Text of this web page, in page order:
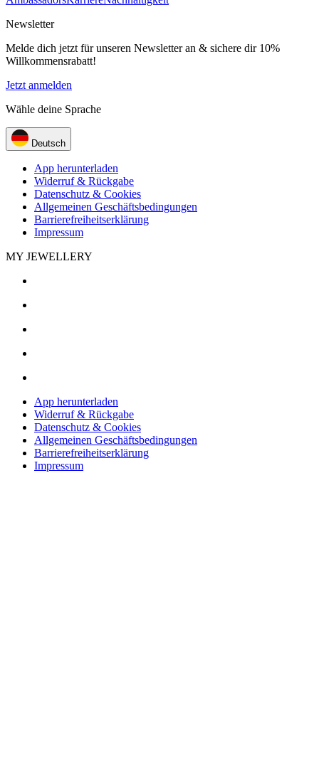
Newsletter
Melde dich jetzt für unseren Newsletter an & sichere dir 10%
Willkommensrabatt!
Jetzt anmelden
Wähle deine Sprache
Deutsch
App herunterladen
Widerruf & Rückgabe
Datenschutz & Cookies
Allgemeinen Geschäftsbedingungen
Barrierefreiheitserklärung
Impressum
MY JEWELLERY
App herunterladen
Widerruf & Rückgabe
Datenschutz & Cookies
Allgemeinen Geschäftsbedingungen
Barrierefreiheitserklärung
Impressum